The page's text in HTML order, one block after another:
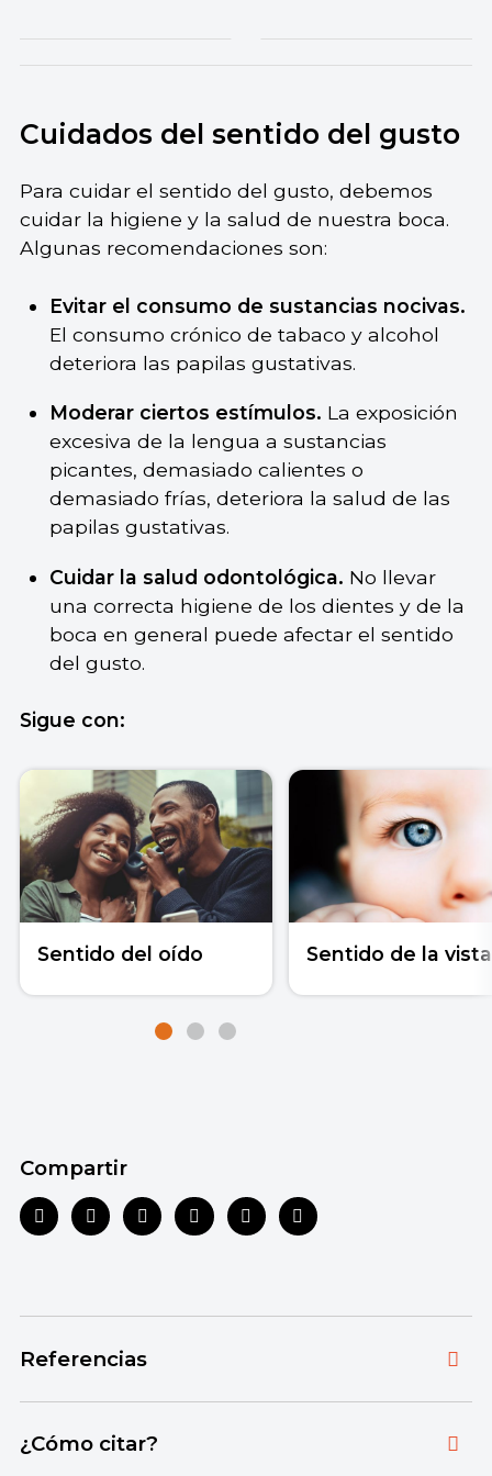
Cuidados del sentido del gusto
Para cuidar el sentido del gusto, debemos
cuidar la higiene y la salud de nuestra boca.
Algunas recomendaciones son:
Evitar el consumo de sustancias nocivas.
El consumo crónico de tabaco y alcohol
deteriora las papilas gustativas.
Moderar ciertos estímulos. La exposición
excesiva de la lengua a sustancias
picantes, demasiado calientes o
demasiado frías, deteriora la salud de las
papilas gustativas.
Cuidar la salud odontológica. No llevar
una correcta higiene de los dientes y de la
boca en general puede afectar el sentido
del gusto.
Sigue con:
Sentido del oído Sentido de la vista
Compartir
Referencias
Toda la información que ofrecemos está
¿Cómo citar?